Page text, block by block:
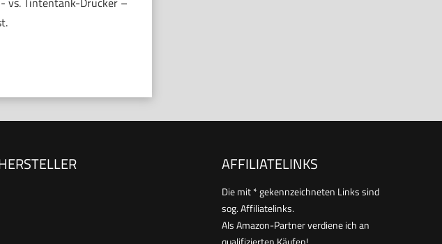
AFFILIATELINKS
Die mit * gekennzeichneten Links sind
sog. Affiliatelinks.
Als Amazon-Partner verdiene ich an